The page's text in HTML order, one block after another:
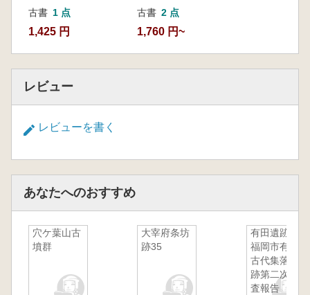
古書 1 点
1,425 円
古書 2 点
1,760 円~
レビュー
レビューを書く
あなたへのおすすめ
穴ケ葉山古
墳群
大宰府条坊
跡35
有田遺跡
福岡市有田
古代集落遺
跡第二次調
査報告